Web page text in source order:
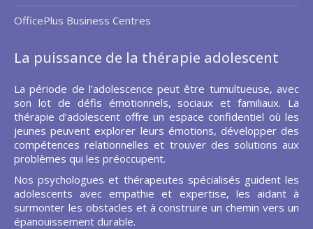
OfficePlus Business Centres
La puissance de la thérapie adolescent
La période de l’adolescence peut être tumultueuse, avec
son lot de défis émotionnels, sociaux et familiaux. La
thérapie d’adolescent offre un espace confidentiel où les
jeunes peuvent explorer leurs émotions, développer des
compétences relationnelles et trouver des solutions aux
problèmes qui les préoccupent.
Nos psychologues et thérapeutes spécialisés guident les
adolescents avec empathie et expertise, les aidant à
surmonter les obstacles et à construire un chemin vers un
épanouissement durable.